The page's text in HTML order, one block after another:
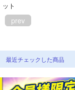
ット
prev
最近チェックした商品